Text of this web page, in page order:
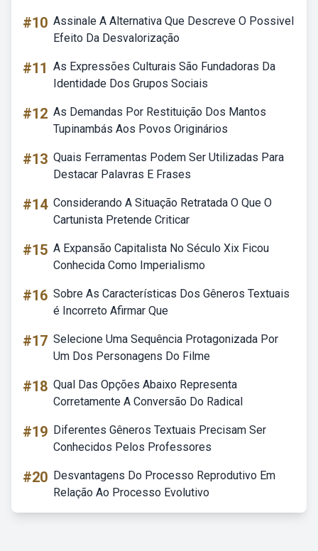
#10 Assinale A Alternativa Que Descreve O Possivel
Efeito Da Desvalorização
#11 As Expressões Culturais São Fundadoras Da
Identidade Dos Grupos Sociais
#12 As Demandas Por Restituição Dos Mantos
Tupinambás Aos Povos Originários
#13 Quais Ferramentas Podem Ser Utilizadas Para
Destacar Palavras E Frases
#14 Considerando A Situação Retratada O Que O
Cartunista Pretende Criticar
#15 A Expansão Capitalista No Século Xix Ficou
Conhecida Como Imperialismo
#16 Sobre As Características Dos Gêneros Textuais
é Incorreto Afirmar Que
#17 Selecione Uma Sequência Protagonizada Por
Um Dos Personagens Do Filme
#18 Qual Das Opções Abaixo Representa
Corretamente A Conversão Do Radical
#19 Diferentes Gêneros Textuais Precisam Ser
Conhecidos Pelos Professores
#20 Desvantagens Do Processo Reprodutivo Em
Relação Ao Processo Evolutivo